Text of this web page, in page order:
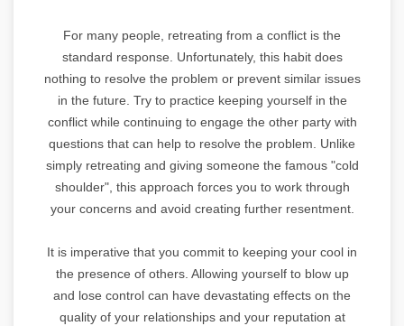
For many people, retreating from a conflict is the
standard response. Unfortunately, this habit does
nothing to resolve the problem or prevent similar issues
in the future. Try to practice keeping yourself in the
conflict while continuing to engage the other party with
questions that can help to resolve the problem. Unlike
simply retreating and giving someone the famous "cold
shoulder", this approach forces you to work through
your concerns and avoid creating further resentment.
It is imperative that you commit to keeping your cool in
the presence of others. Allowing yourself to blow up
and lose control can have devastating effects on the
quality of your relationships and your reputation at